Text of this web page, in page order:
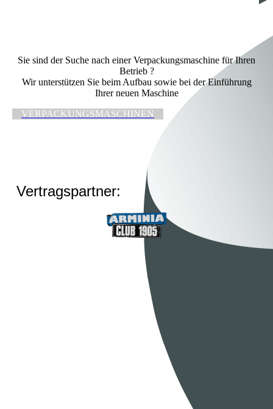
Sie sind der Suche nach einer Verpackungsmaschine für Ihren
Betrieb ?
Wir unterstützen Sie beim Aufbau sowie bei der Einführung
Ihrer neuen Maschine
VERPACKUNGSMASCHINEN
Vertragspartner: